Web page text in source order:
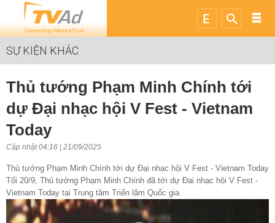
SỰ KIỆN KHÁC
Thủ tướng Phạm Minh Chính tới
dự Đại nhạc hội V Fest - Vietnam
Today
Cập nhật 04:16 | 21/09/2025
Thủ tướng Phạm Minh Chính tới dự Đại nhạc hội V Fest - Vietnam Today
Tối 20/9, Thủ tướng Phạm Minh Chính đã tới dự Đại nhạc hội V Fest -
Vietnam Today tại Trung tâm Triển lãm Quốc gia.